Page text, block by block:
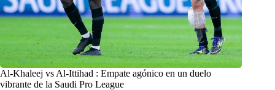
Al-Khaleej vs Al-Ittihad : Empate agónico en un duelo
vibrante de la Saudi Pro League